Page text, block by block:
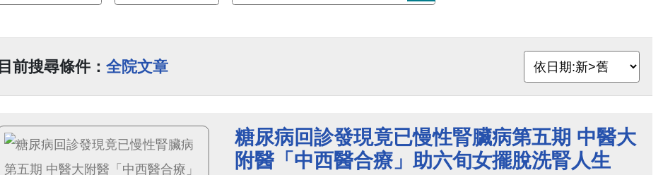
目前搜尋條件： 全院文章
糖尿病回診發現竟已慢性腎臟病第五期 中醫大
附醫「中西醫合療」助六旬女擺脫洗腎人生